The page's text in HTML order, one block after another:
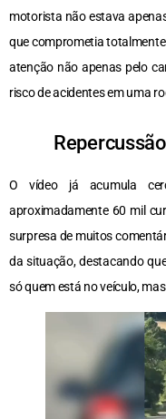
motorista não estava
que comprometia
atenção não apenas pelo
risco de acidentes em uma
O vídeo já acumula
aproximadamente 60 mil
surpresa de muitos
da situação, destacando
só quem está no veículo,